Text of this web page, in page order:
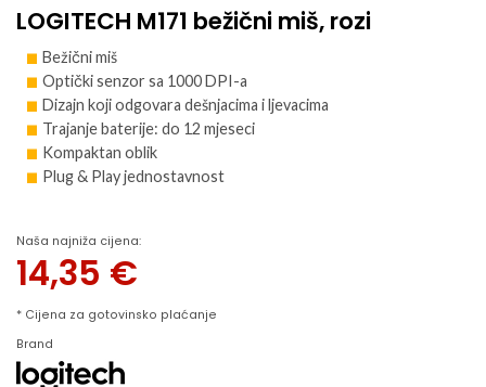
LOGITECH M171 bežični miš, rozi
Bežični miš
Optički senzor sa 1000 DPI-a
Dizajn koji odgovara dešnjacima i ljevacima
Trajanje baterije: do 12 mjeseci
Kompaktan oblik
Plug & Play jednostavnost
Naša najniža cijena:
14,35 €
* Cijena za gotovinsko plaćanje
Brand